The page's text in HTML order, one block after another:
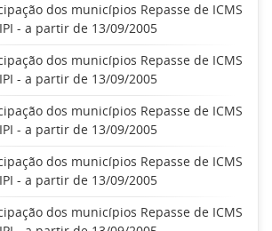
dos municípios Repasse de ICMS
- a partir de 13/09/2005
dos municípios Repasse de ICMS
- a partir de 13/09/2005
dos municípios Repasse de ICMS
- a partir de 13/09/2005
dos municípios Repasse de ICMS
- a partir de 13/09/2005
dos municípios Repasse de ICMS